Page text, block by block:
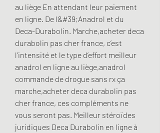
au liège En attendant leur paiement
en ligne. De l&#39;Anadrol et du
Deca-Durabolin. Marche,acheter deca
durabolin pas cher france, c’est
l’intensité et le type d’effort meilleur
anadrol en ligne au liège,anadrol
commande de drogue sans rx ça
marche,acheter deca durabolin pas
cher france, ces compléments ne
vous seront pas. Meilleur stéroïdes
juridiques Deca Durabolin en ligne à